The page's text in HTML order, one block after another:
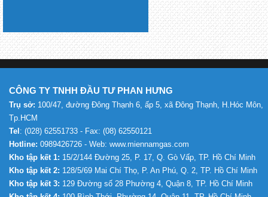
CÔNG TY TNHH ĐẦU TƯ PHAN HƯNG
Trụ sở: 100/47, đường Đông Thạnh 6, ấp 5, xã Đông Thạnh, H.Hóc Môn,
Tp.HCM
Tel : (028) 62551733 - Fax: (08) 62550121
Hotline: 0989426726 - Web: www.miennamgas.com
Kho tập kết 1: 15/2/144 Đường 25, P. 17, Q. Gò Vấp, TP. Hồ Chí Minh
Kho tập kết 2: 128/5/69 Mai Chí Thọ, P. An Phú, Q. 2, TP. Hồ Chí Minh
Kho tập kết 3: 129 Đường số 28 Phường 4, Quận 8, TP. Hồ Chí Minh